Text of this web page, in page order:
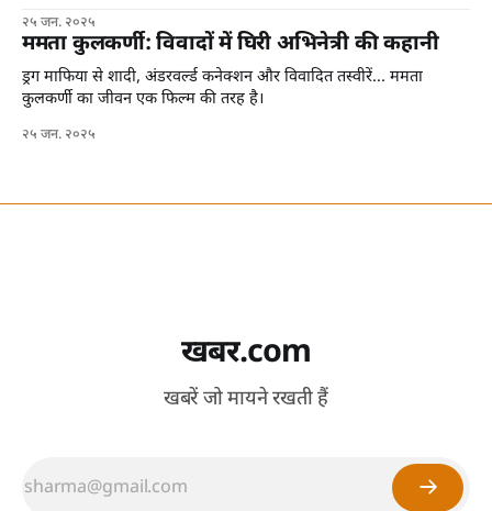
२५ जन. २०२५
ममता कुलकर्णी: विवादों में घिरी अभिनेत्री की कहानी
ड्रग माफिया से शादी, अंडरवर्ल्ड कनेक्शन और विवादित तस्वीरें... ममता
कुलकर्णी का जीवन एक फिल्म की तरह है।
२५ जन. २०२५
खबर.com
खबरें जो मायने रखती हैं